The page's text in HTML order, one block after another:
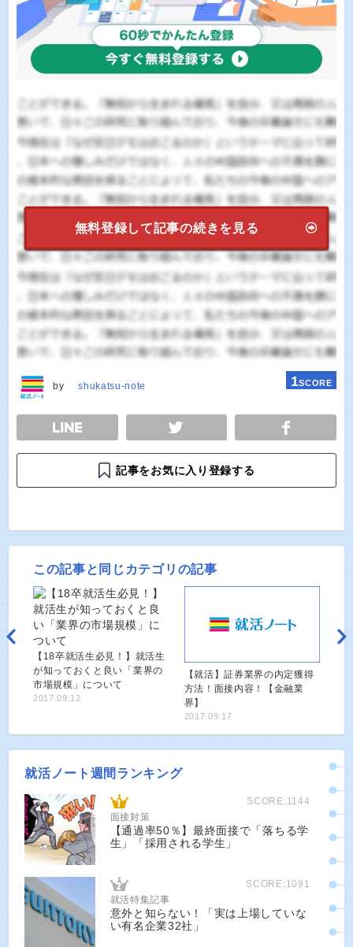
無料登録して記事の続きを見る
by shukatsu-note 1SCORE
TWEET
記事をお気に入り登録する
この記事と同じカテゴリの記事
【18卒就活生必見！】就活生
が知っておくと良い「業界の
市場規模」について
2017.09.12
【就活】証券業界の内定獲得
方法！面接内容！【金融業
界】
2017.09.17
就活ノート週間ランキング
SCORE:1144
面接対策
【通過率50％】最終面接で「落ちる学
生」「採用される学生」
SCORE:1091
就活特集記事
意外と知らない！「実は上場していな
い有名企業32社」